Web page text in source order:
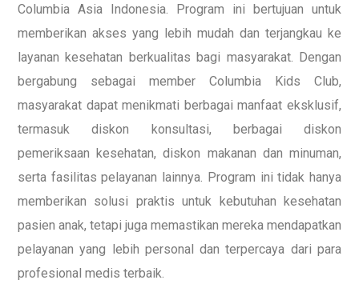
Columbia Asia Indonesia. Program ini bertujuan untuk
memberikan akses yang lebih mudah dan terjangkau ke
layanan kesehatan berkualitas bagi masyarakat. Dengan
bergabung sebagai member Columbia Kids Club,
masyarakat dapat menikmati berbagai manfaat eksklusif,
termasuk diskon konsultasi, berbagai diskon
pemeriksaan kesehatan, diskon makanan dan minuman,
serta fasilitas pelayanan lainnya. Program ini tidak hanya
memberikan solusi praktis untuk kebutuhan kesehatan
pasien anak, tetapi juga memastikan mereka mendapatkan
pelayanan yang lebih personal dan terpercaya dari para
profesional medis terbaik.